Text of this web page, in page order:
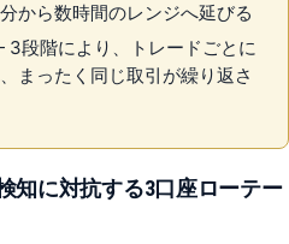
から数時間のレンジへ延びる
段階により、トレードごとに
まったく同じ取引が繰り返さ
検知に対抗する3口座ローテー